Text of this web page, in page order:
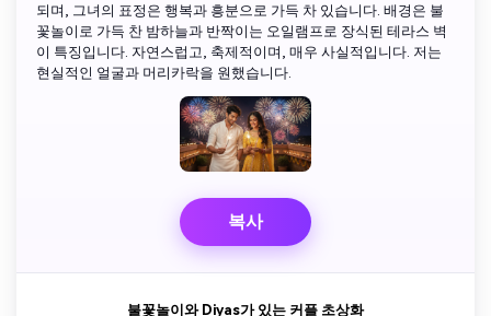
되며, 그녀의 표정은 행복과 흥분으로 가득 차 있습니다. 배경은 불
꽃놀이로 가득 찬 밤하늘과 반짝이는 오일램프로 장식된 테라스 벽
이 특징입니다. 자연스럽고, 축제적이며, 매우 사실적입니다. 저는
현실적인 얼굴과 머리카락을 원했습니다.
복사
불꽃놀이와 Diyas가 있는 커플 초상화